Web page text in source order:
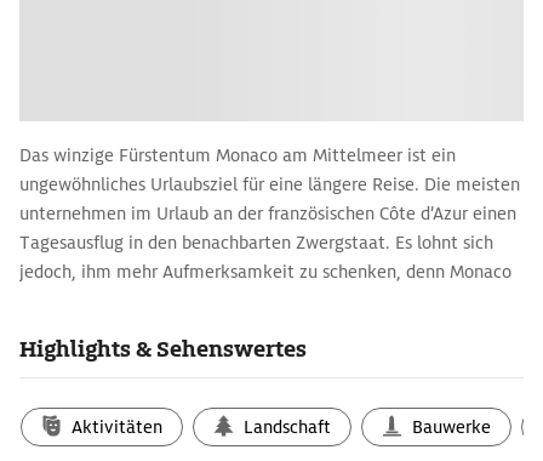
Das winzige Fürstentum Monaco am Mittelmeer ist ein
ungewöhnliches Urlaubsziel für eine längere Reise. Die meisten
unternehmen im Urlaub an der französischen Côte d’Azur einen
Tagesausflug in den benachbarten Zwergstaat. Es lohnt sich
jedoch, ihm mehr Aufmerksamkeit zu schenken, denn Monaco
Stadtplan von der Touristeninformation Monaco gerüstet, lässt
dem mondänen Monte-Carlo am Hafen und der
mittelalterlichen Altstadt, die hoch auf einem Felsen über dem
Highlights & Sehenswertes
Aktivitäten Landschaft Bauwerke